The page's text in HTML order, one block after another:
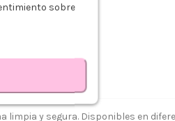
y segura. Disponibles en
sobre